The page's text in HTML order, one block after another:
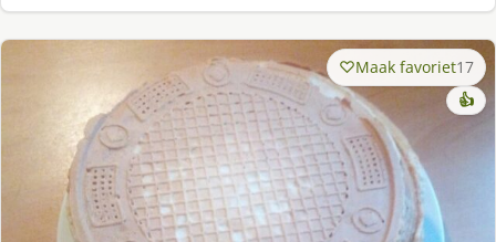
Maak favoriet17
👍